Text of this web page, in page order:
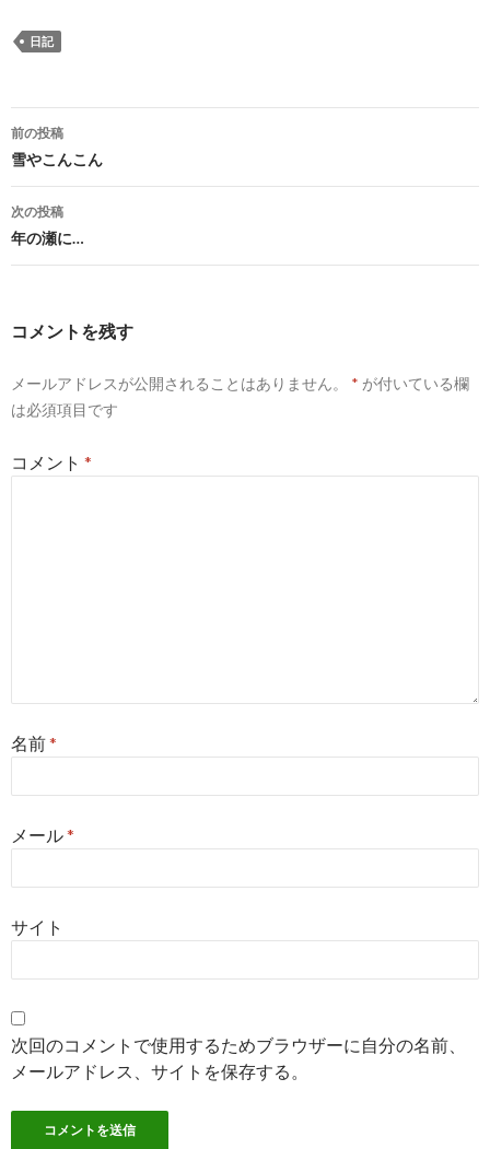
日記
投
稿
ナ
ビ
ゲ
ョ
前の投稿
雪やこんこん
次の投稿
年の瀬に…
コメントを残す
メールアドレスが公開されることはありません。 * が付いている欄
は必須項目です
コメント *
名前*
メール*
サイト
次回のコメントで使用するためブラウザーに自分の名前、
メールアドレス、サイトを保存する。